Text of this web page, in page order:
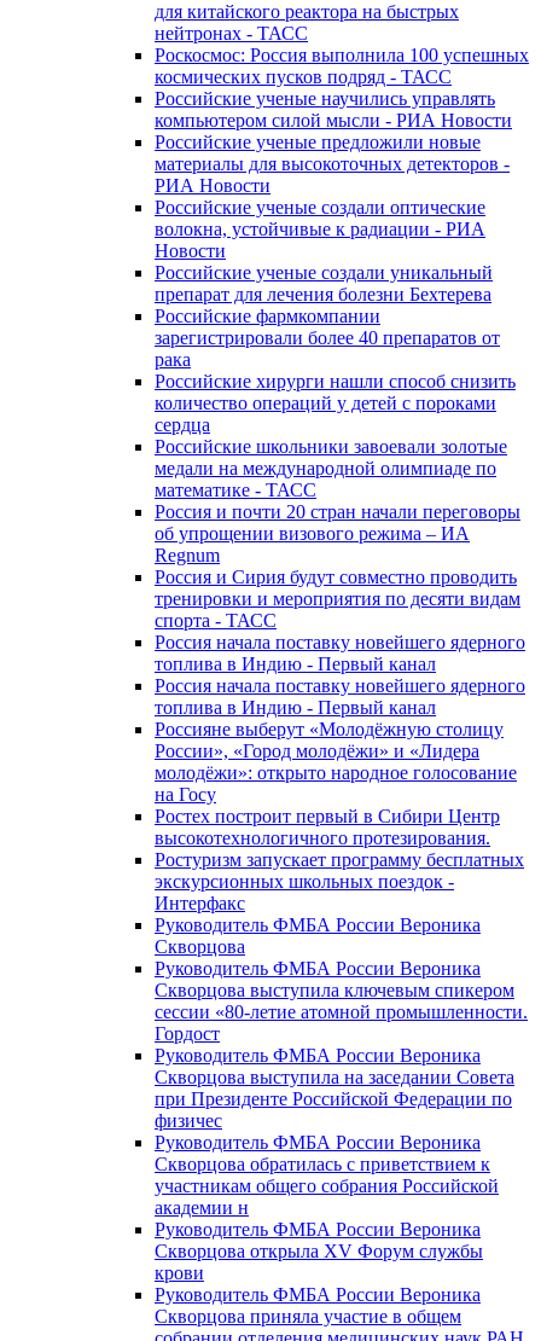
для китайского реактора на быстрых
нейтронах - ТАСС
Роскосмос: Россия выполнила 100 успешных
космических пусков подряд - ТАСС
Российские ученые научились управлять
компьютером силой мысли - РИА Новости
Российские ученые предложили новые
материалы для высокоточных детекторов -
РИА Новости
Российские ученые создали оптические
волокна, устойчивые к радиации - РИА
Новости
Российские ученые создали уникальный
препарат для лечения болезни Бехтерева
Российские фармкомпании
зарегистрировали более 40 препаратов от
рака
Российские хирурги нашли способ снизить
количество операций у детей с пороками
сердца
Российские школьники завоевали золотые
медали на международной олимпиаде по
математике - ТАСС
Россия и почти 20 стран начали переговоры
об упрощении визового режима – ИА
Regnum
Россия и Сирия будут совместно проводить
тренировки и мероприятия по десяти видам
спорта - ТАСС
Россия начала поставку новейшего ядерного
топлива в Индию - Первый канал
Россия начала поставку новейшего ядерного
топлива в Индию - Первый канал
Россияне выберут «Молодёжную столицу
России», «Город молодёжи» и «Лидера
молодёжи»: открыто народное голосование
на Госу
Ростех построит первый в Сибири Центр
высокотехнологичного протезирования.
Ростуризм запускает программу бесплатных
экскурсионных школьных поездок -
Интерфакс
Руководитель ФМБА России Вероника
Скворцова
Руководитель ФМБА России Вероника
Скворцова выступила ключевым спикером
сессии «80-летие атомной промышленности.
Гордост
Руководитель ФМБА России Вероника
Скворцова выступила на заседании Совета
при Президенте Российской Федерации по
физичес
Руководитель ФМБА России Вероника
Скворцова обратилась с приветствием к
участникам общего собрания Российской
академии н
Руководитель ФМБА России Вероника
Скворцова открыла XV Форум службы
крови
Руководитель ФМБА России Вероника
Скворцова приняла участие в общем